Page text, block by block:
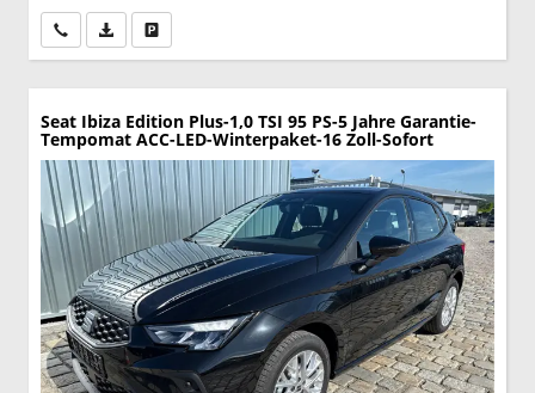
Wir rufen Sie anPDF-Datei, Fahrzeugexposé drucken
Seat Ibiza Edition Plus-1,0 TSI 95 PS-5 Jahre Garantie-
Tempomat ACC-LED-Winterpaket-16 Zoll-Sofort